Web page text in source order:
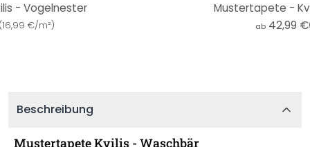
- Vogelnester
16,99 €/m²)
Mustertapete -
ab 42,99 €
Beschreibung
Mustertapete Kvilis - Waschbär